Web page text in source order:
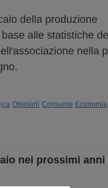
della produzione
alle statistiche
nella
Opinioni Consumo Economia
nei prossimi anni